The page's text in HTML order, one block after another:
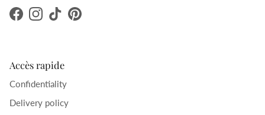
FacebookInstagram
TikTokPinterest
Accès rapide
Confidentiality
Delivery policy